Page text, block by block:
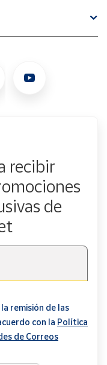
recibir
de
remisión de las
con la Política
de Correos